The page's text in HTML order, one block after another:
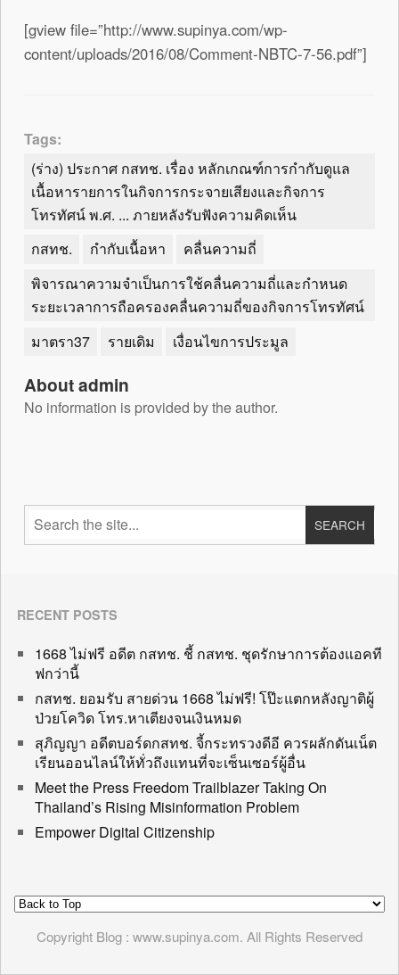
[gview file=”http://www.supinya.com/wp-
content/uploads/2016/08/Comment-NBTC-7-56.pdf”]
Tags:
(ร่าง) ประกาศ กสทช. เรื่อง หลักเกณฑ์การกำกับดูแล
เนื้อหารายการในกิจการกระจายเสียงและกิจการ
โทรทัศน์ พ.ศ. ... ภายหลังรับฟังความคิดเห็น
กสทช.
กำกับเนื้อหา
คลื่นความถี่
พิจารณาความจำเป็นการใช้คลื่นความถี่และกำหนด
ระยะเวลาการถือครองคลื่นความถี่ของกิจการโทรทัศน์
มาตรา37
รายเดิม เงื่อนไขการประมูล
About admin
No information is provided by the author.
RECENT POSTS
1668 ไม่ฟรี อดีต กสทช. ชี้ กสทช. ชุดรักษาการต้องแอคที
ฟกว่านี้
กสทช. ยอมรับ สายด่วน 1668 ไม่ฟรี! โป๊ะแตกหลังญาติผู้
ป่วยโควิด โทร.หาเตียงจนเงินหมด
สุภิญญา อดีตบอร์ดกสทช. จี้กระทรวงดีอี ควรผลักดันเน็ต
เรียนออนไลน์ให้ทั่วถึงแทนที่จะเซ็นเซอร์ผู้อื่น
Meet the Press Freedom Trailblazer Taking On
Thailand’s Rising Misinformation Problem
Empower Digital Citizenship
Copyright Blog : www.supinya.com. All Rights Reserved